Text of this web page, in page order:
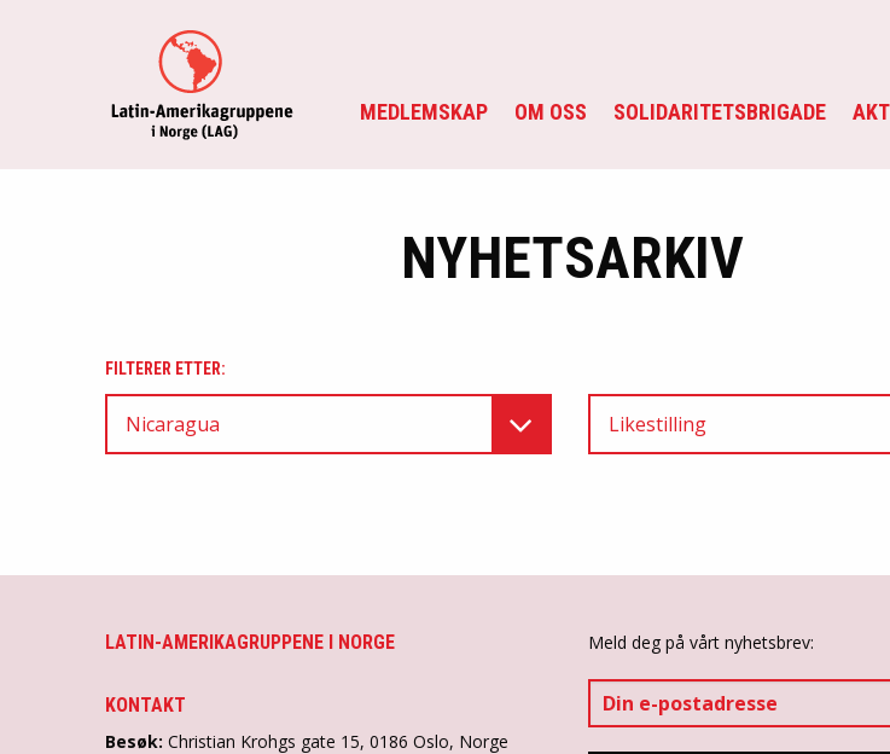
MEDLEMSKAP OM OSS SOLIDARITETSBRIGADE
NYHETSARKIV
FILTERER ETTER:
Nicaragua Likestilling
LATIN-AMERIKAGRUPPENE I NORGE
KONTAKT
Besøk: Christian Krohgs gate 15, 0186 Oslo, Norge
Meld deg på vårt nyhetsbrev: